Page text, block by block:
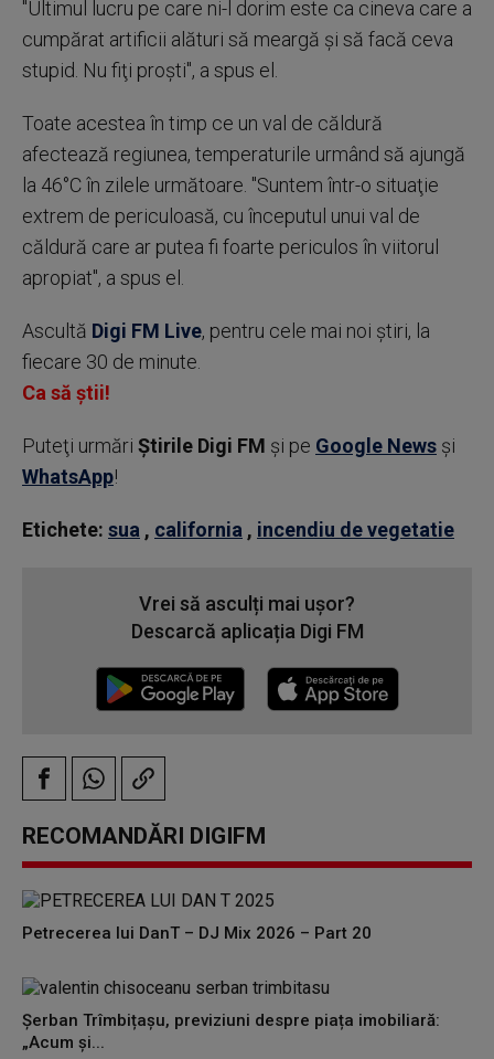
"Ultimul lucru pe care ni-l dorim este ca cineva care a
cumpărat artificii alături să meargă şi să facă ceva
stupid. Nu fiţi proşti", a spus el.
Toate acestea în timp ce un val de căldură
afectează regiunea, temperaturile urmând să ajungă
la 46°C în zilele următoare. "Suntem într-o situaţie
extrem de periculoasă, cu începutul unui val de
căldură care ar putea fi foarte periculos în viitorul
apropiat", a spus el.
Ascultă Digi FM Live, pentru cele mai noi știri, la
fiecare 30 de minute.
Ca să știi!
Puteţi urmări Știrile Digi FM şi pe Google News şi
WhatsApp!
Etichete: sua , california , incendiu de vegetatie
Vrei să asculți mai ușor?
Descarcă aplicația Digi FM
RECOMANDĂRI DIGIFM
Petrecerea lui DanT – DJ Mix 2026 – Part 20
Șerban Trîmbițașu, previziuni despre piața imobiliară:
„Acum și...